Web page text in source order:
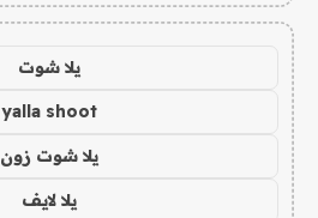
يلا شوت
yalla shoot
يلا شوت زون
يلا لايف